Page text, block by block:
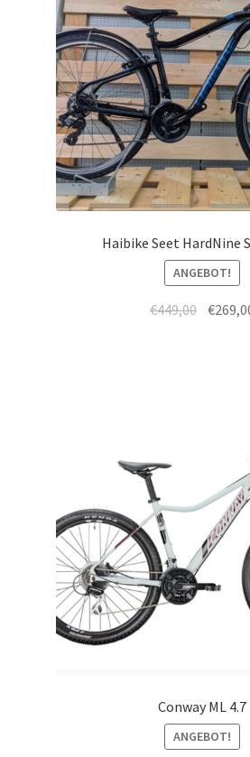
Haibike Seet HardNine
ANGEBOT!
€449,00 €
Conway ML 4.7
ANGEBOT!